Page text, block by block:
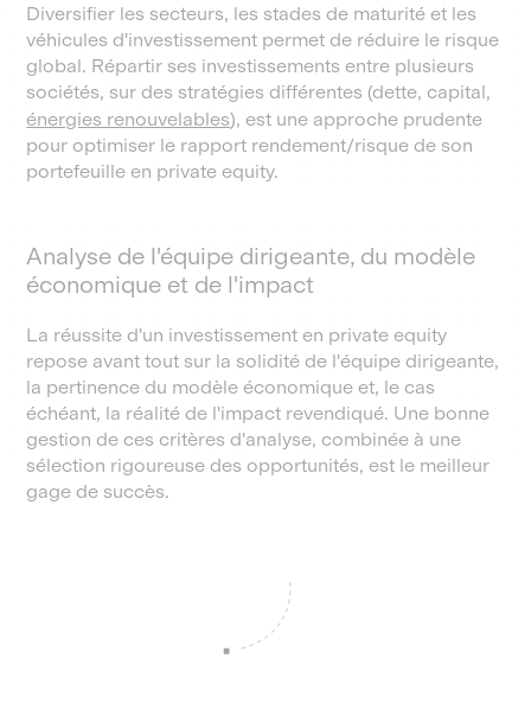
Diversifier les secteurs, les stades de maturité et les
véhicules d'investissement permet de réduire le risque
global. Répartir ses investissements entre plusieurs
sociétés, sur des stratégies différentes (dette, capital,
énergies renouvelables), est une approche prudente
pour optimiser le rapport rendement/risque de son
portefeuille en private equity.
Analyse de l'équipe dirigeante, du modèle
économique et de l'impact
La réussite d'un investissement en private equity
repose avant tout sur la solidité de l'équipe dirigeante,
la pertinence du modèle économique et, le cas
échéant, la réalité de l'impact revendiqué. Une bonne
gestion de ces critères d'analyse, combinée à une
sélection rigoureuse des opportunités, est le meilleur
gage de succès.